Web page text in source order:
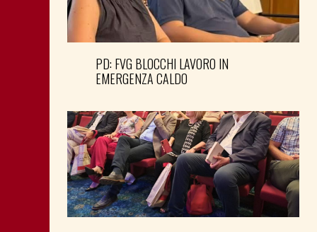
PD: FVG BLOCCHI LAVORO IN
EMERGENZA CALDO